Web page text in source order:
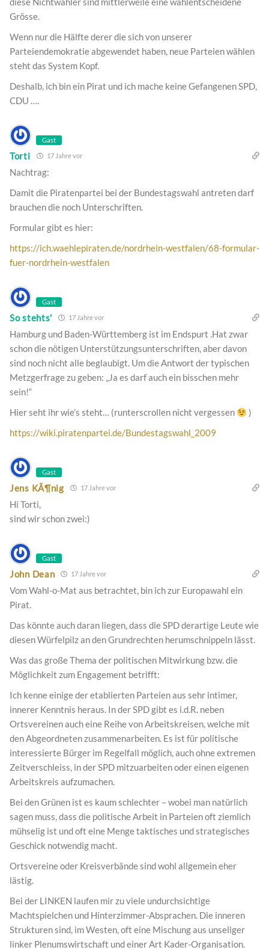
Grösse.
Wenn nur die Hälfte derer die sich von unserer
Parteiendemokratie abgewendet haben, neue Parteien wählen
steht das System Kopf.
Deshalb, ich bin ein Pirat und ich mache keine Gefangenen SPD,
CDU ….
Gast
Torti 17 Jahre vor
Nachtrag:
Damit die Piratenpartei bei der Bundestagswahl antreten darf
brauchen die noch Unterschriften.
Formular gibt es hier:
https://ich.waehlepiraten.de/nordrhein-westfalen/68-formular-
fuer-nordrhein-westfalen
Gast
So stehts' 17 Jahre vor
Hamburg und Baden-Württemberg ist im Endspurt .Hat zwar
schon die nötigen Unterstützungsunterschriften, aber davon
sind noch nicht alle beglaubigt. Um die Antwort der typischen
Metzgerfrage zu geben: „Ja es darf auch ein bisschen mehr
sein!“
Hier seht ihr wie’s steht… (runterscrollen nicht vergessen
)
https://wiki.piratenpartei.de/Bundestagswahl_2009
Gast
Jens KÃ¶nig 17 Jahre vor
Hi Torti,
sind wir schon zwei:)
Gast
John Dean 17 Jahre vor
Vom Wahl-o-Mat aus betrachtet, bin ich zur Europawahl ein
Pirat.
Das könnte auch daran liegen, dass die SPD derartige Leute wie
diesen Würfelpilz an den Grundrechten herumschnippeln lässt.
Was das große Thema der politischen Mitwirkung bzw. die
Möglichkeit zum Engagement betrifft:
Ich kenne einige der etablierten Parteien aus sehr intimer,
innerer Kenntnis heraus. In der SPD gibt es i.d.R. neben
Ortsvereinen auch eine Reihe von Arbeitskreisen, welche mit
den Abgeordneten zusammenarbeiten. Es ist für politische
interessierte Bürger im Regelfall möglich, auch ohne extremen
Zeitverschleiss, in der SPD mitzuarbeiten oder einen eigenen
Arbeitskreis aufzumachen.
Bei den Grünen ist es kaum schlechter – wobei man natürlich
sagen muss, dass die politische Arbeit in Parteien oft ziemlich
mühselig ist und oft eine Menge taktisches und strategisches
Geschick notwendig macht.
Ortsvereine oder Kreisverbände sind wohl allgemein eher
lästig.
Bei der LINKEN laufen mir zu viele undurchsichtige
Machtspielchen und Hinterzimmer-Absprachen. Die inneren
Strukturen sind, im Westen, oft eine Mischung aus unseliger
linker Plenumswirtschaft und einer Art Kader-Organisation.